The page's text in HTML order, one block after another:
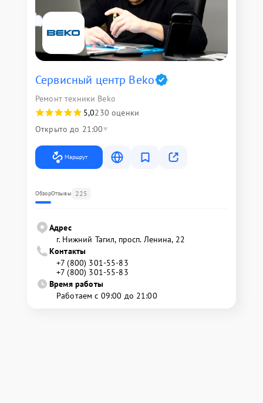
Сервисный центр Beko
Ремонт техники Beko
5,0230 оценки
Открыто до 21:00
Маршрут
ОбзорОтзывы 225
Адрес
г. Нижний Тагил, просп. Ленина, 22
Контакты
+7 (800) 301-55-83
+7 (800) 301-55-83
Время работы
Работаем с 09:00 до 21:00